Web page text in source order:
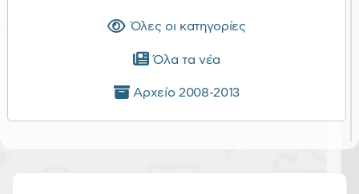
Όλες οι κατηγορίες
Όλα τα νέα
Αρχείο 2008-2013